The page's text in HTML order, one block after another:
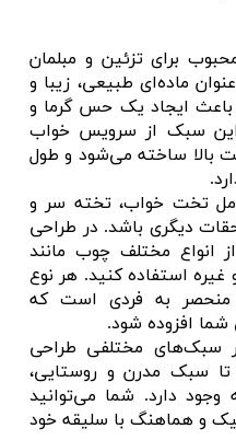
برای تزئین و مبلمان
ماده‌ای طبیعی، زیبا و
ایجاد یک حس گرما و
سبک از سرویس خواب
بالا ساخته می‌شود و طول
تخت خواب، تخته سر و
دیگری باشد. در طراحی
انواع مختلف چوب مانند
استفاده کنید. هر نوع
به فردی است که
شما افزوده شود.
سبک‌های مختلفی طراحی
سبک مدرن و روستایی،
وجود دارد. شما می‌توانید
و هماهنگ با سلیقه خود